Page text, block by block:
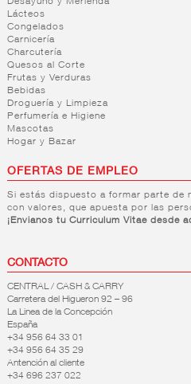
Lácteos
Congelados
Carnicería
Charcutería
Quesos al Corte
Frutas y Verduras
Bebidas
Droguería y Limpieza
Perfumería e Higiene
Mascotas
Hogar y Bazar
OFERTAS DE EMPLEO
Si estás dispuesto a formar parte de
con valores, que apuesta por las
¡Envianos tu Curriculum Vitae desde
CONTACTO
CENTRAL / CASH & CARRY
Carretera del Higueron 92 – 96
La Linea de la Concepción
España
+34 956 64 33 01
+34 956 64 35 29
Antención al cliente
+34 696 237 022